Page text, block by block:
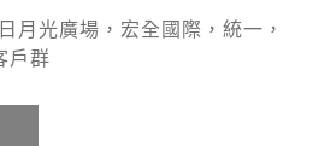
月光廣場，宏全國際，統一，
戶群